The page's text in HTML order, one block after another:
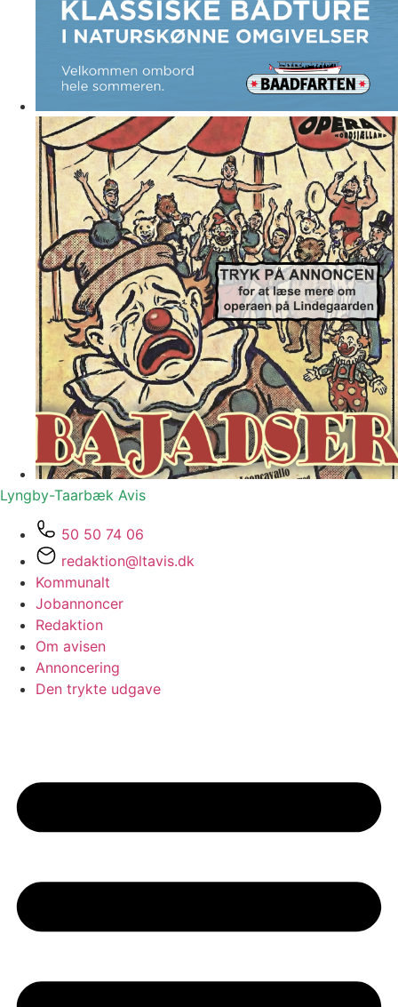
Lyngby-Taarbæk Avis
50 50 74 06
redaktion@ltavis.dk
Kommunalt
Jobannoncer
Redaktion
Om avisen
Annoncering
Den trykte udgave